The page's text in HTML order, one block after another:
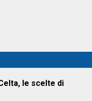
le scelte di